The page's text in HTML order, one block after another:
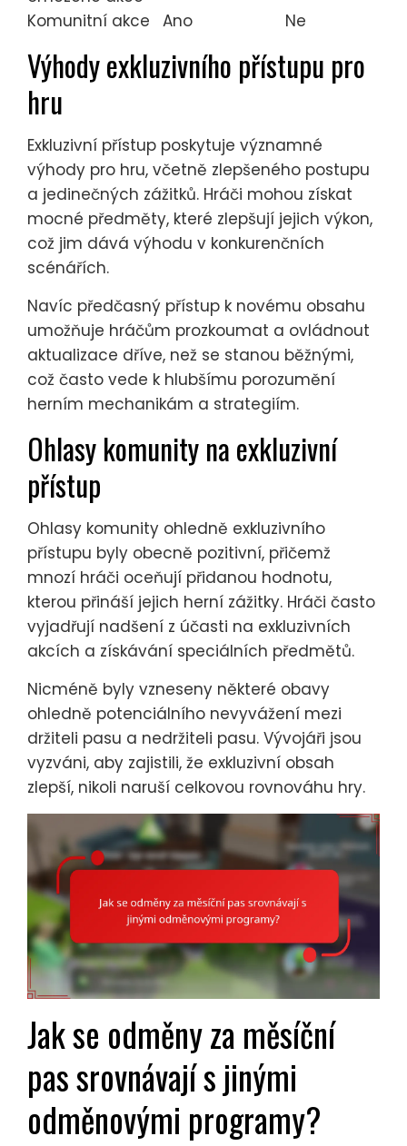
Komunitní akce
Ano Ne
Výhody exkluzivního přístupu pro
hru
Exkluzivní přístup poskytuje významné
výhody pro hru, včetně zlepšeného postupu
a jedinečných zážitků. Hráči mohou získat
mocné předměty, které zlepšují jejich výkon,
což jim dává výhodu v konkurenčních
scénářích.
Navíc předčasný přístup k novému obsahu
umožňuje hráčům prozkoumat a ovládnout
aktualizace dříve, než se stanou běžnými,
což často vede k hlubšímu porozumění
herním mechanikám a strategiím.
Ohlasy komunity na exkluzivní
přístup
Ohlasy komunity ohledně exkluzivního
přístupu byly obecně pozitivní, přičemž
mnozí hráči oceňují přidanou hodnotu,
kterou přináší jejich herní zážitky. Hráči často
vyjadřují nadšení z účasti na exkluzivních
akcích a získávání speciálních předmětů.
Nicméně byly vzneseny některé obavy
ohledně potenciálního nevyvážení mezi
držiteli pasu a nedržiteli pasu. Vývojáři jsou
vyzváni, aby zajistili, že exkluzivní obsah
zlepší, nikoli naruší celkovou rovnováhu hry.
Jak se odměny za měsíční
pas srovnávají s jinými
odměnovými programy?